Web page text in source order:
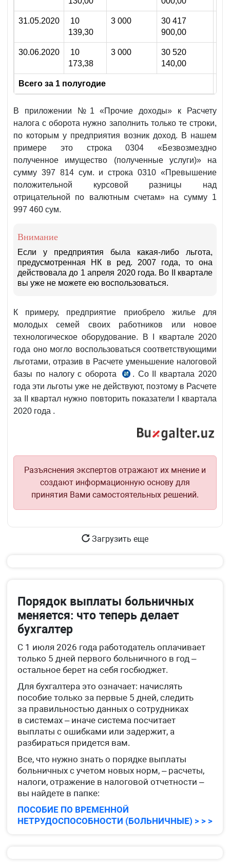
31.05.2020
10
139,30
3 000
30 417
900,00
30.06.2020
10
173,38
3 000
30 520
140,00
Всего за 1 полугодие
В приложении №1 «Прочие доходы» к Расчету
налога с оборота нужно заполнить только те строки,
по которым у предприятия возник доход. В нашем
примере это строка 0304 «Безвозмездно
полученное имущество (полученные услуги)» на
сумму 397 814 сум. и строка 0310 «Превышение
положительной курсовой разницы над
отрицательной по валютным счетам» на сумму 1
997 460 сум.
Внимание
Если у предприятия была какая-либо льгота,
предусмотренная НК в ред. 2007 года, то она
действовала до 1 апреля 2020 года. Во II квартале
вы уже не можете ею воспользоваться.
К примеру, предприятие приобрело жилье для
молодых семей своих работников или новое
технологическое оборудование. В I квартале 2020
года оно могло воспользоваться соответствующими
льготами, отразив в Расчете уменьшение налоговой
базы по налогу с оборота
ст.
356
НК
2007
. Со II квартала 2020
года эти льготы уже не действуют, поэтому в Расчете
за II квартал нужно повторить показатели I квартала
2020 года .
Разъяснения экспертов отражают их мнение и
создают информационную основу для
принятия Вами самостоятельных решений.
Загрузить еще
Порядок выплаты больничных
меняется: что теперь делает
бухгалтер
С 1 июля 2026 года работодатель оплачивает
только 5 дней первого больничного в год –
остальное берет на себя госбюджет.
Для бухгалтера это означает: начислять
пособие только за первые 5 дней, следить
за правильностью данных о сотрудниках
в системах – иначе система посчитает
выплаты с ошибками или задержит, а
разбираться придется вам.
Все, что нужно знать о порядке выплаты
больничных с учетом новых норм, – расчеты,
налоги, отражение в налоговой отчетности –
вы найдете в папке:
ПОСОБИЕ ПО ВРЕМЕННОЙ
НЕТРУДОСПОСОБНОСТИ (БОЛЬНИЧНЫЕ) > > >